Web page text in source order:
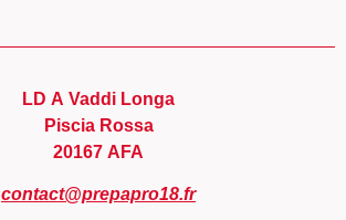
LD A Vaddi Longa
Piscia Rossa
20167 AFA
contact@prepapro18.fr